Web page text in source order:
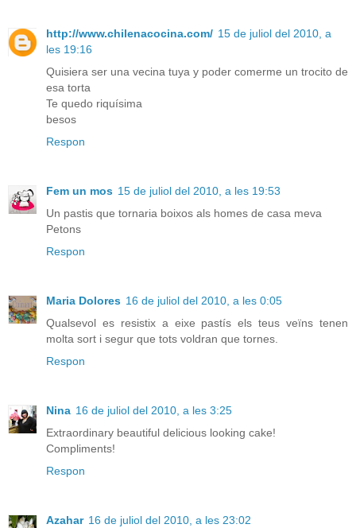
http://www.chilenacocina.com/ 15 de juliol del 2010, a
les 19:16
Quisiera ser una vecina tuya y poder comerme un trocito de
esa torta
Te quedo riquísima
besos
Respon
Fem un mos 15 de juliol del 2010, a les 19:53
Un pastis que tornaria boixos als homes de casa meva
Petons
Respon
Maria Dolores 16 de juliol del 2010, a les 0:05
Qualsevol es resistix a eixe pastís els teus veïns tenen
molta sort i segur que tots voldran que tornes.
Respon
Nina 16 de juliol del 2010, a les 3:25
Extraordinary beautiful delicious looking cake!
Compliments!
Respon
Azahar 16 de juliol del 2010, a les 23:02